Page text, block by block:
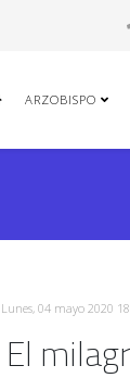
ARZOBISPO
Lunes, 04 mayo 2020
El